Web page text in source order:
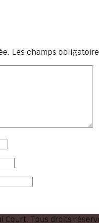
Les champs
Court. Tous droits